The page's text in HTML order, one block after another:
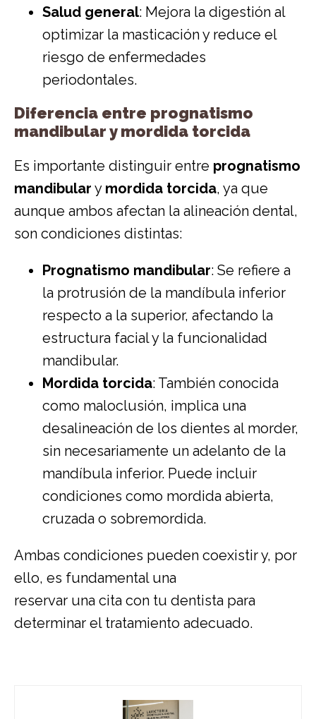
Salud general: Mejora la digestión al
optimizar la masticación y reduce el
riesgo de enfermedades
periodontales.
Diferencia entre prognatismo
mandibular y mordida torcida
Es importante distinguir entre prognatismo
mandibular y mordida torcida, ya que
aunque ambos afectan la alineación dental,
son condiciones distintas:
Prognatismo mandibular: Se refiere a
la protrusión de la mandíbula inferior
respecto a la superior, afectando la
estructura facial y la funcionalidad
mandibular.
Mordida torcida: También conocida
como maloclusión, implica una
desalineación de los dientes al morder,
sin necesariamente un adelanto de la
mandíbula inferior. Puede incluir
condiciones como mordida abierta,
cruzada o sobremordida.
Ambas condiciones pueden coexistir y, por
ello, es fundamental una
reservar una cita con tu dentista para
determinar el tratamiento adecuado.